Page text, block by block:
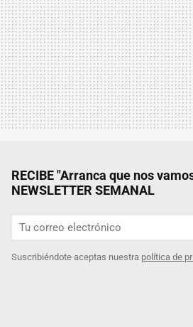
RECIBE "Arranca que nos
NEWSLETTER SEMANAL
Suscribiéndote aceptas nuestra política de